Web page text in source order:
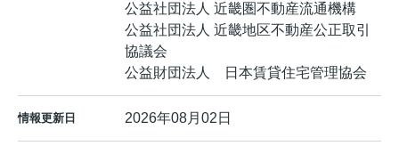
公益社団法人 近畿圏不動産流通機構
公益社団法人 近畿地区不動産公正取引
協議会
公益財団法人 日本賃貸住宅管理協会
情報更新日 2026年08月02日